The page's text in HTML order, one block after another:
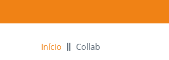
Início Collab